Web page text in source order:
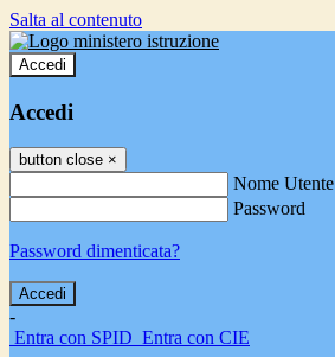
Salta al contenuto
Accedi
Accedi
button close ×
Nome Utente
Password
Password dimenticata?
-
Entra con SPID Entra con CIE